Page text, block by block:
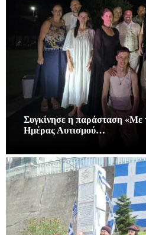
Συγκίνησε η παράσταση «Με
Ημέρας Αυτισμού…